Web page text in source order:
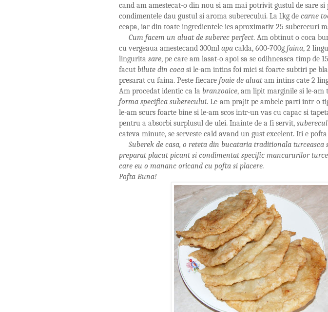
cand am amestecat-o din nou si am mai potrivit gustul de sare si
condimentele dau gustul si aroma suberecului. La 1kg de carne
ceapa, iar din toate ingredientele ies aproximativ 25 suberecuri
Cum facem un aluat de suberec perfect. Am obtinut o coca
cu vergeaua amestecand 300ml apa calda, 600-700g faina, 2
lingurita sare, pe care am lasat-o apoi sa se odihneasca timp de
facut bilute din coca si le-am intins foi mici si foarte subtiri pe
presarat cu faina. Peste fiecare foaie de aluatam intins cate 2
Am procedat identic ca la branzoaice, am lipit marginile si le-am
forma specifica suberecului. Le-am prajit pe ambele parti intr-o
le-am scurs foarte bine si le-am scos intr-un vas cu capac si
pentru a absorbi surplusul de ulei. Inainte de a fi servit, suberecul
cateva minute, se serveste cald avand un gust excelent. Iti e pofta
Suberek de casa, o reteta din bucataria traditionala turceasca
preparat placut picant si condimentat specific mancarurilor
care eu o mananc oricand cu pofta si placere.
Pofta Buna!